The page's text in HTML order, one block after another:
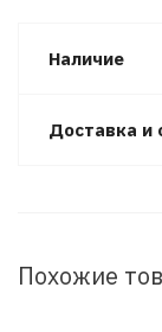
Наличие
Доставка и
Похожие